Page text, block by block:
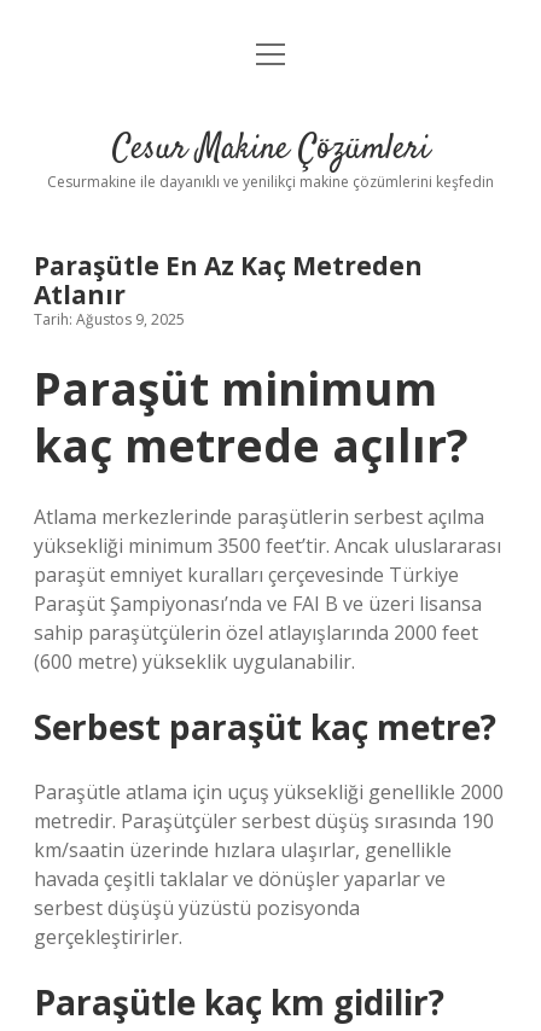
Anasayfa
Yasal Uyarı
menüyü
Cesur Makine Çözümleri
Cesurmakine ile dayanıklı ve yenilikçi makine çözümlerini keşfedin
Paraşütle En Az Kaç Metreden
Atlanır
Tarih: Ağustos 9, 2025
Paraşüt minimum
kaç metrede açılır?
Atlama merkezlerinde paraşütlerin serbest açılma
yüksekliği minimum 3500 feet’tir. Ancak uluslararası
paraşüt emniyet kuralları çerçevesinde Türkiye
Paraşüt Şampiyonası’nda ve FAI B ve üzeri lisansa
sahip paraşütçülerin özel atlayışlarında 2000 feet
(600 metre) yükseklik uygulanabilir.
Serbest paraşüt kaç metre?
Paraşütle atlama için uçuş yüksekliği genellikle 2000
metredir. Paraşütçüler serbest düşüş sırasında 190
km/saatin üzerinde hızlara ulaşırlar, genellikle
havada çeşitli taklalar ve dönüşler yaparlar ve
serbest düşüşü yüzüstü pozisyonda
gerçekleştirirler.
Paraşütle kaç km gidilir?